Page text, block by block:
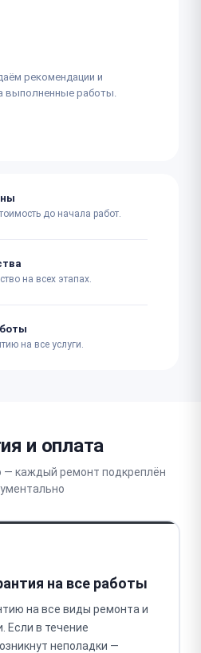
рекомендации и
выполненные работы.
до начала работ.
на всех этапах.
на все услуги.
и оплата
каждый ремонт подкреплён
на все работы
на все виды ремонта и
Если в течение
неполадки —